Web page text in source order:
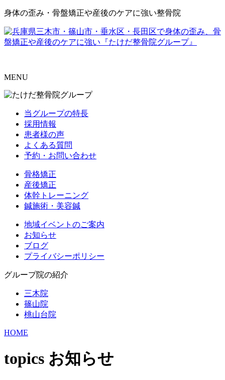
身体の歪み・骨盤矯正や産後のケアに強い整骨院
MENU
当グループの特長
採用情報
患者様の声
よくある質問
予約・お問い合わせ
骨格矯正
産後矯正
体幹トレーニング
鍼施術・美容鍼
地域イベントのご案内
お知らせ
ブログ
プライバシーポリシー
グループ院の紹介
三木院
篠山院
桃山台院
HOME
topics お知らせ